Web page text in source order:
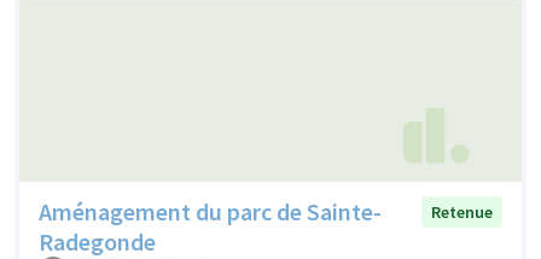
Aménagement du parc de Sainte-
Radegonde
Retenue